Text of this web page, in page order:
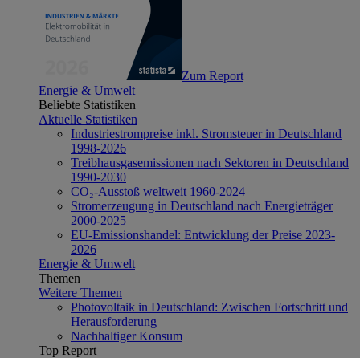
Zum Report
Energie & Umwelt
Beliebte Statistiken
Aktuelle Statistiken
Industriestrompreise inkl. Stromsteuer in Deutschland
1998-2026
Treibhausgasemissionen nach Sektoren in Deutschland
1990-2030
CO₂-Ausstoß weltweit 1960-2024
Stromerzeugung in Deutschland nach Energieträger
2000-2025
EU-Emissionshandel: Entwicklung der Preise 2023-
2026
Energie & Umwelt
Themen
Weitere Themen
Photovoltaik in Deutschland: Zwischen Fortschritt und
Herausforderung
Nachhaltiger Konsum
Top Report